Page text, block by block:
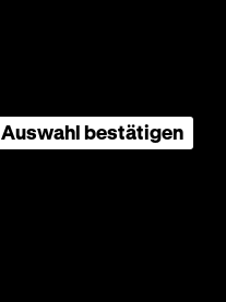
Auswahl bestätigen